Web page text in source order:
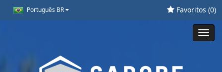
Português BR Favoritos (0)